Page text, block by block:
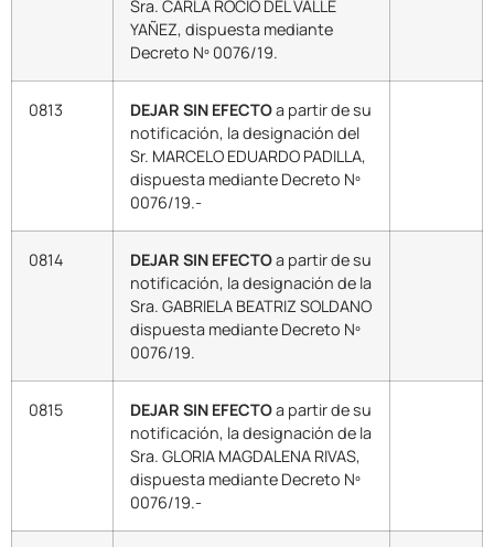
Sra. CARLA ROCIO DEL VALLE
YAÑEZ, dispuesta mediante
Decreto Nº 0076/19.
0813 DEJAR SIN EFECTOa partir de su
notificación, la designación del
Sr. MARCELO EDUARDO PADILLA,
dispuesta mediante Decreto Nº
0076/19.-
0814 DEJAR SIN EFECTOa partir de su
notificación, la designación de la
Sra. GABRIELA BEATRIZ SOLDANO
dispuesta mediante Decreto Nº
0076/19.
0815 DEJAR SIN EFECTOa partir de su
notificación, la designación de la
Sra. GLORIA MAGDALENA RIVAS,
dispuesta mediante Decreto Nº
0076/19.-